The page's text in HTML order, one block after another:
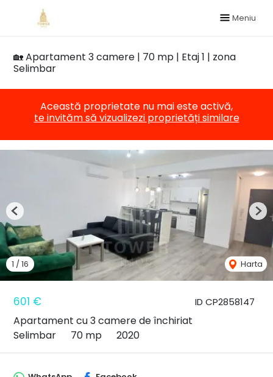
Meniu
🏡 Apartament 3 camere | 70 mp | Etaj 1 | zona
Selimbar
Această proprietate nu mai este activă,
te invităm să vizualizezi proprietăți similare
ID CP2858147
601 €
Apartament cu 3 camere de închiriat
Selimbar
70 mp 2020
1 / 16 Harta
Previous